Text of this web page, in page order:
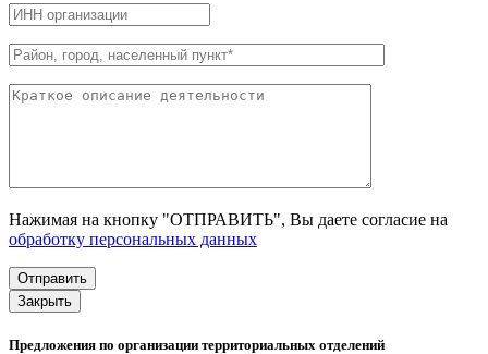
Нажимая на кнопку "ОТПРАВИТЬ", Вы даете согласие на
обработку персональных данных
Закрыть
Предложения по организации территориальных отделений